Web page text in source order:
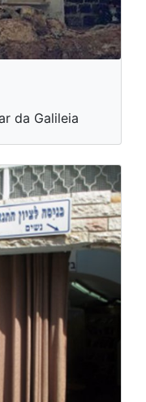
da Galileia